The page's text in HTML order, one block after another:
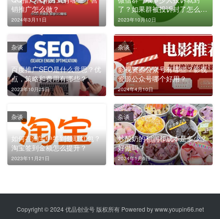
销推广怎么做？
2024年3月11日
了？如果群被投诉封了怎么
办？
2023年10月10日
百度推广SEO是什么意思？优
点，策略和费用有哪些？
2023年10月25日
杂谈
影视资源公众号有哪些？影视
资源公众号哪个好用？
2024年4月10日
杂谈
如何在淘宝中签到领取红包？
淘宝签到金额怎么提升？
2023年11月21日
杂谈
炒酸奶的利润和成本是多少？
好做吗？
2024年1月6日
杂谈
Copyright © 2024 优品创业号 版权所有 Powered bywww.youpin66.net